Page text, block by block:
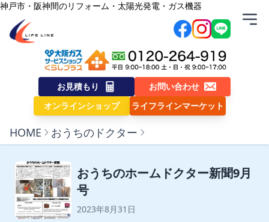
内容をスキップ
神戸市・阪神間のリフォーム・太陽光発電・ガス機器
株式会社ライフライン
お見積もり
お問い合わせ
オンラインショップ
ライフラインマーケット
HOME おうちのドクター
おうちのホームドクター新聞9月
号
2023年8月31日